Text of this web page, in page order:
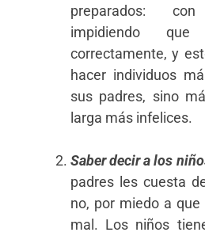
preparados:
impidiendo
correctamente, y
hacer individuos
sus padres, sino
larga más infelices.
Saber decir a los
padres les cuesta
no, por miedo a
mal. Los niños